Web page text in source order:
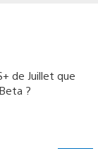
de Juillet que
?